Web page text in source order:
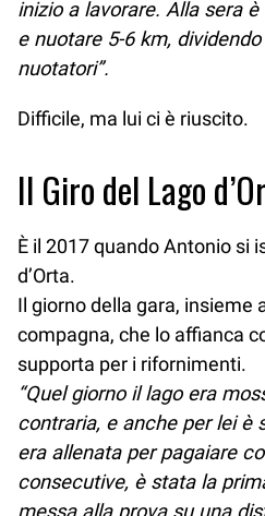
inizio a lavorare. Alla sera
e nuotare 5-6 km,
nuotatori”.
Difficile, ma lui ci è riuscito.
Il Giro del Lago
È il 2017 quando Antonio si
d’Orta.
Il giorno della gara, insieme
compagna, che lo affianca
supporta per i rifornimenti.
“Quel giorno il lago era
contraria, e anche per lei è
era allenata per pagaiare
consecutive, è stata la
messa alla prova su una